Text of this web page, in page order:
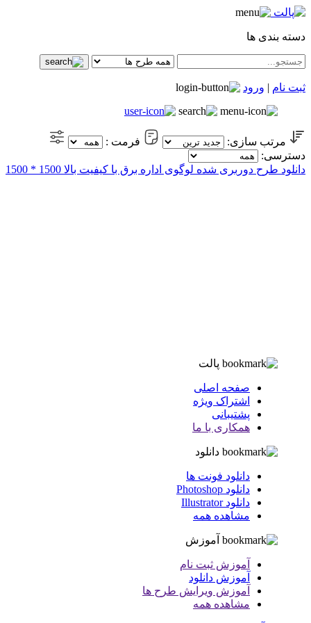
دسته بندی ها
ثبت نام | ورود
مرتب سازی:
فرمت :
دسترسی:
دانلود طرح دوربری شده لوگوی اداره برق با کیفیت بالا 1500 * 1500
پالت
صفحه اصلی
اشتراک ویژه
پشتیبانی
همکاری با ما
دانلود
دانلود فونت ها
دانلود Photoshop
دانلود Illustrator
مشاهده همه
آموزش
آموزش ثبت نام
آموزش دانلود
آموزش ویرایش طرح ها
مشاهده همه